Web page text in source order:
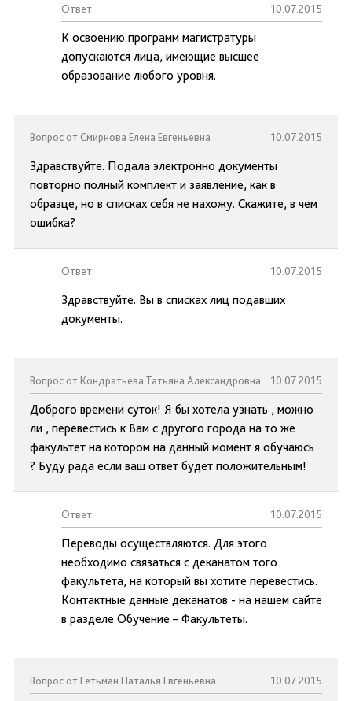
Ответ: 10.07.2015
К освоению программ магистратуры
допускаются лица, имеющие высшее
образование любого уровня.
Вопрос от Смирнова Елена Евгеньевна 10.07.2015
Здравствуйте. Подала электронно документы
повторно полный комплект и заявление, как в
образце, но в списках себя не нахожу. Скажите, в чем
ошибка?
Ответ: 10.07.2015
Здравствуйте. Вы в списках лиц подавших
документы.
Вопрос от Кондратьева Татьяна Александровна 10.07.2015
Доброго времени суток! Я бы хотела узнать , можно
ли , перевестись к Вам с другого города на то же
факультет на котором на данный момент я обучаюсь
? Буду рада если ваш ответ будет положительным!
Ответ: 10.07.2015
Переводы осуществляются. Для этого
необходимо связаться с деканатом того
факультета, на который вы хотите перевестись.
Контактные данные деканатов - на нашем сайте
в разделе Обучение – Факультеты.
Вопрос от Гетьман Наталья Евгеньевна 10.07.2015